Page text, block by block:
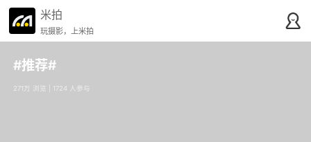
米拍
玩摄影，上米拍
#推荐#
271万 浏览 | 1724 人参与